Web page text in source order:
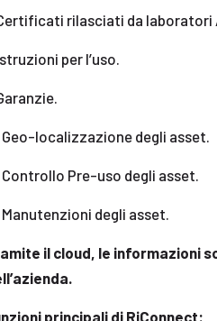
rilasciati da laboratori
per l’uso.
Geo-localizzazione degli asset.
Controllo Pre-uso degli asset.
Manutenzioni degli asset.
il cloud, le informazioni
principali di RiConnect: